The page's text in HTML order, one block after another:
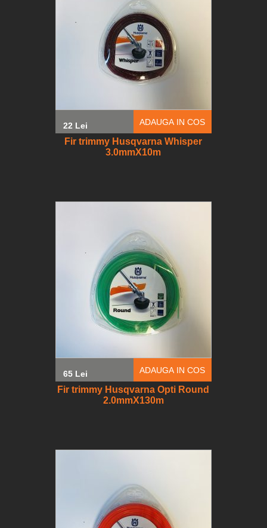
22 Lei ADAUGA IN COS
Fir trimmy Husqvarna Whisper
3.0mmX10m
65 Lei ADAUGA IN COS
Fir trimmy Husqvarna Opti Round
2.0mmX130m